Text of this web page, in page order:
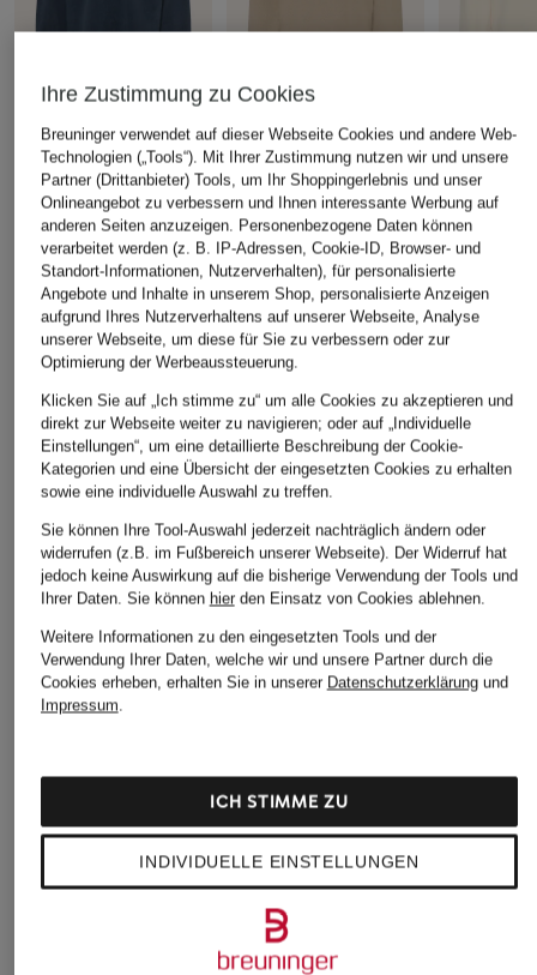
ARMEDANGELS
Sweatshirt ICONIC Å
CHF 129
AMI PARIS
Sweatshirt
CHF 230
Ursprünglich:CHF 320
Sweatshirt
CHF 90
Ursprünglich:
ÄHNLICHE ARTIKEL ENTDECKEN
Ihre Zustimmung zu Cookies
Breuninger verwendet auf dieser Webseite Cookies und andere Web-
Technologien („Tools“). Mit Ihrer Zustimmung nutzen wir und unsere
Partner (Drittanbieter) Tools, um Ihr Shoppingerlebnis und unser
Onlineangebot zu verbessern und Ihnen interessante Werbung auf
anderen Seiten anzuzeigen. Personenbezogene Daten können
verarbeitet werden (z. B. IP-Adressen, Cookie-ID, Browser- und
Standort-Informationen, Nutzerverhalten), für personalisierte
Angebote und Inhalte in unserem Shop, personalisierte Anzeigen
aufgrund Ihres Nutzerverhaltens auf unserer Webseite, Analyse
unserer Webseite, um diese für Sie zu verbessern oder zur
Optimierung der Werbeaussteuerung.
Klicken Sie auf „Ich stimme zu“ um alle Cookies zu akzeptieren und
direkt zur Webseite weiter zu navigieren; oder auf „Individuelle
Einstellungen“, um eine detaillierte Beschreibung der Cookie-
Kategorien und eine Übersicht der eingesetzten Cookies zu erhalten
sowie eine individuelle Auswahl zu treffen.
Sie können Ihre Tool-Auswahl jederzeit nachträglich ändern oder
widerrufen (z.B. im Fußbereich unserer Webseite). Der Widerruf hat
jedoch keine Auswirkung auf die bisherige Verwendung der Tools und
Ihrer Daten. Sie können hierden Einsatz von Cookies ablehnen.
Weitere Informationen zu den eingesetzten Tools und der
Verwendung Ihrer Daten, welche wir und unsere Partner durch die
Cookies erheben, erhalten Sie in unserer Datenschutzerklärungund
Impressum.
INDIVIDUELLE EINSTELLUNGEN
ICH STIMME ZU